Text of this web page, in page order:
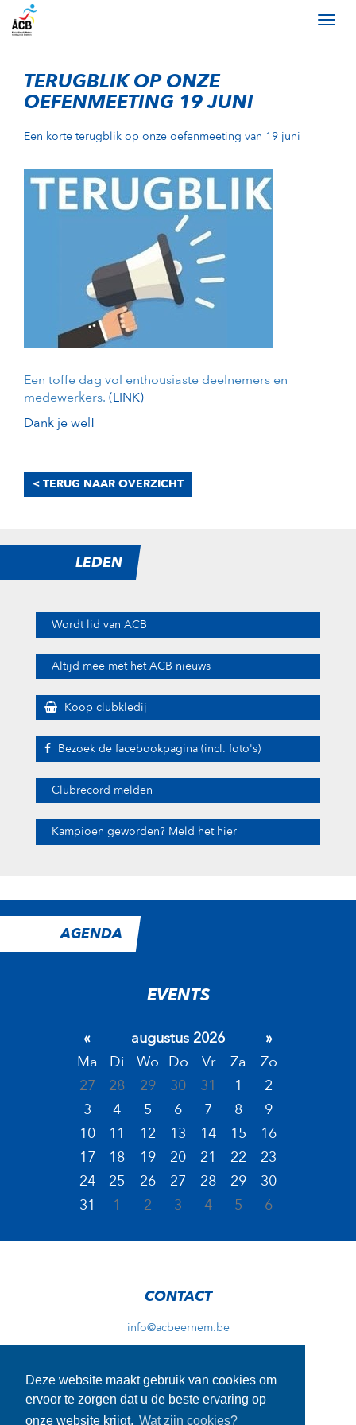
Deze website maakt gebruik van cookies om
ervoor te zorgen dat u de beste ervaring op
onze website krijgt. Wat zijn cookies?
TERUGBLIK OP ONZE
OEFENMEETING 19 JUNI
Een korte terugblik op onze oefenmeeting van 19 juni
Een toffe dag vol enthousiaste deelnemers en
medewerkers. (LINK)
Dank je wel!
< TERUG NAAR OVERZICHT
LEDEN
Wordt lid van ACB
Altijd mee met het ACB nieuws
Koop clubkledij
Bezoek de facebookpagina (incl. foto's)
Clubrecord melden
Kampioen geworden? Meld het hier
AGENDA
EVENTS
« augustus 2026
»
Ma
Di Wo Do Vr Za
Zo
27
28 29 30 31 1
2
3
4 5 6 7 8
9
10
11 12 13 14 15
16
17
18 19 20 21 22
23
24
25 26 27 28 29
30
31
1 2 3 4 5 6
CONTACT
info@acbeernem.be
ADRES TRAININGEN
Wellingstraat 29A